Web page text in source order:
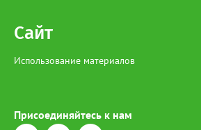
Сайт
Использование материалов
Присоединяйтесь к нам